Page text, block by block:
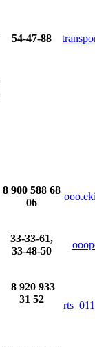
54-47-88
8 900 588 68
06
33-33-61,
33-48-50
8 920 933
31 52